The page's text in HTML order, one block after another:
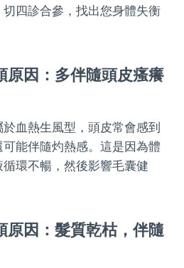
四診合參，找出您身體失衡
原因 ：多伴隨頭皮瘙癢
於血熱生風型，頭皮常會感到
能伴隨灼熱感。這是因為體
環不暢，然後影響毛囊健
原因 ：髮質乾枯，伴隨